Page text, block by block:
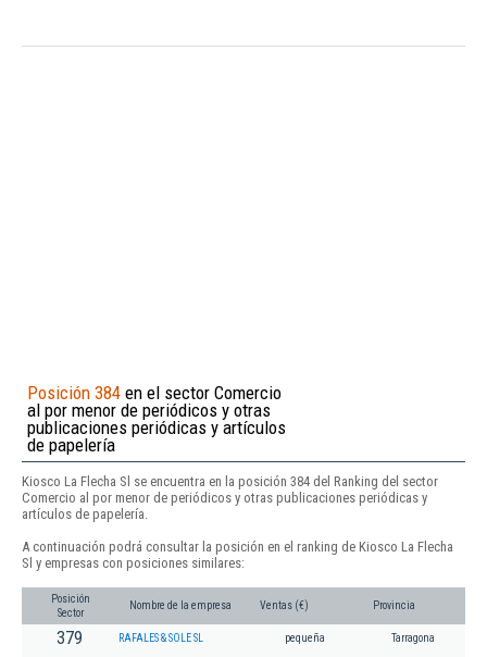
Posición 384 en el sector Comercio
al por menor de periódicos y otras
publicaciones periódicas y artículos
de papelería
Kiosco La Flecha Sl se encuentra en la posición 384 del Ranking del sector
Comercio al por menor de periódicos y otras publicaciones periódicas y
artículos de papelería.
A continuación podrá consultar la posición en el ranking de Kiosco La Flecha
Sl y empresas con posiciones similares:
Posición
Sector
Nombre de la empresa Ventas (€) Provincia
379 RAFALES & SOLE SL pequeña Tarragona